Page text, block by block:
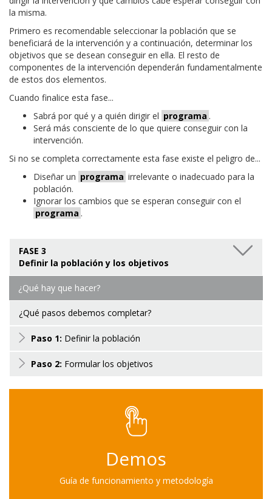
la misma.
Primero es recomendable seleccionar la población que se
beneficiará de la intervención y a continuación, determinar los
objetivos que se desean conseguir en ella. El resto de
componentes de la intervención dependerán fundamentalmente
de estos dos elementos.
Cuando finalice esta fase...
Sabrá por qué y a quién dirigir el programa .
Será más consciente de lo que quiere conseguir con la
intervención.
Si no se completa correctamente esta fase existe el peligro de...
Diseñar un programa irrelevante o inadecuado para la
población.
Ignorar los cambios que se esperan conseguir con el
programa .
FASE 3
Definir la población y los objetivos
¿Qué hay que hacer?
¿Qué pasos debemos completar?
Paso 1: Definir la población
Paso 2: Formular los objetivos
Demos
Guía de funcionamiento y metodología